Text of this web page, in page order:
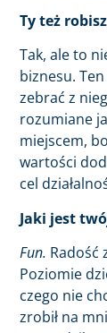
Ty też
Tak, ale to
biznesu.
zebrać z
rozumiane
miejscem,
wartości
cel
Jaki jest
Fun. Radość
Poziomie
czego nie
zrobił na